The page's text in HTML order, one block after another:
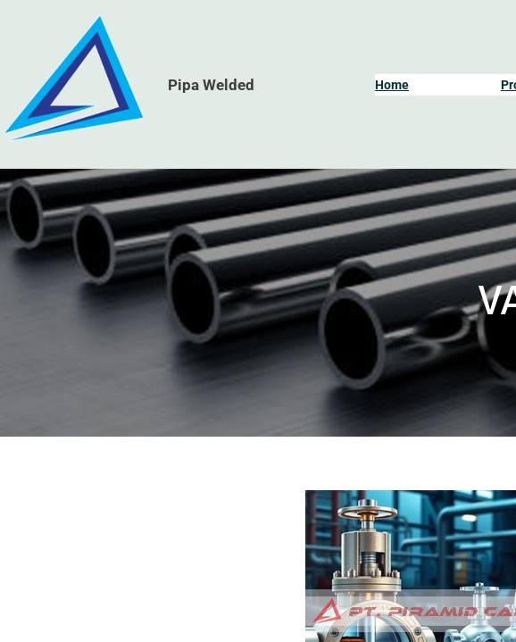
Pipa Welded
Home